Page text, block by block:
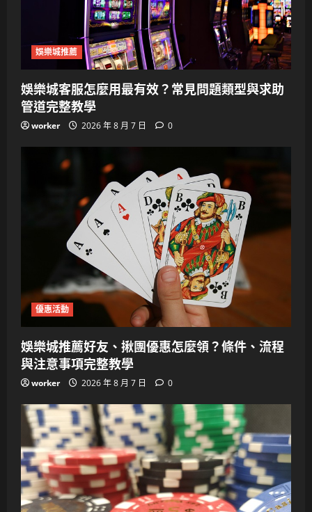
娛樂城推薦
娛樂城客服怎麼用最有效？常見問題類型與求助
管道完整教學
worker 2026 年 8 月 7 日 0
優惠活動
娛樂城推薦好友、揪團優惠怎麼領？條件、流程
與注意事項完整教學
worker 2026 年 8 月 7 日 0